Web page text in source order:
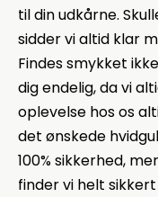
til din udkårne.
sidder vi altid klar
Findes smykket
dig endelig, da vi
oplevelse hos os
det ønskede
100% sikkerhed,
finder vi helt